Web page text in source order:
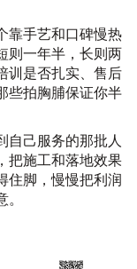
靠手艺和口碑慢热
则一年半，长则两
训是否扎实、售后
些拍胸脯保证你半
自己服务的那批人
把施工和落地效果
住脚，慢慢把利润